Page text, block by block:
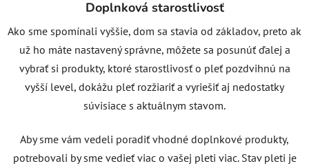
Doplnková starostlivosť
Ako sme spomínali vyššie, dom sa stavia od základov, preto ak
už ho máte nastavený správne, môžete sa posunúť ďalej a
vybrať si produkty, ktoré starostlivosť o pleť pozdvihnú na
vyšší level, dokážu pleť rozžiariť a vyriešiť aj nedostatky
súvisiace s aktuálnym stavom.
Aby sme vám vedeli poradiť vhodné doplnkové produkty,
potrebovali by sme vedieť viac o vašej pleti viac. Stav pleti je